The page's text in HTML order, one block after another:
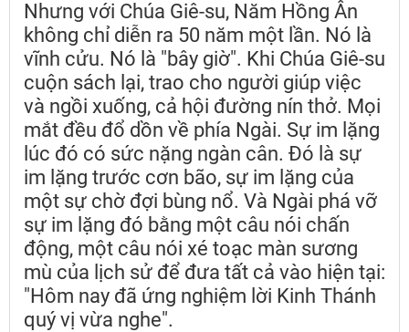
Nhưng với Chúa Giê-su, Năm Hồng Ân
không chỉ diễn ra 50 năm một lần. Nó là
vĩnh cửu. Nó là "bây giờ". Khi Chúa Giê-su
cuộn sách lại, trao cho người giúp việc
và ngồi xuống, cả hội đường nín thở. Mọi
mắt đều đổ dồn về phía Ngài. Sự im lặng
lúc đó có sức nặng ngàn cân. Đó là sự
im lặng trước cơn bão, sự im lặng của
một sự chờ đợi bùng nổ. Và Ngài phá vỡ
sự im lặng đó bằng một câu nói chấn
động, một câu nói xé toạc màn sương
mù của lịch sử để đưa tất cả vào hiện tại:
"Hôm nay đã ứng nghiệm lời Kinh Thánh
quý vị vừa nghe".